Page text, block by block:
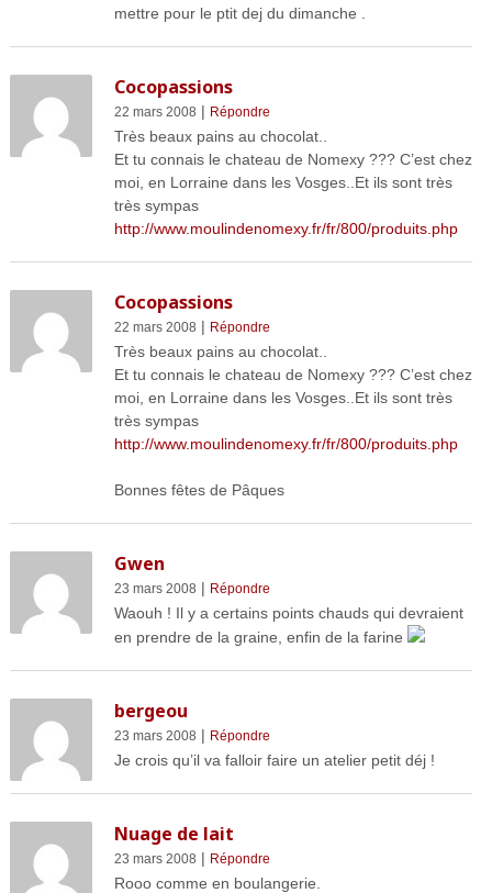
mettre pour le ptit dej du dimanche .
Cocopassions
22 mars 2008 | Répondre
Très beaux pains au chocolat..
Et tu connais le chateau de Nomexy ??? C’est chez
moi, en Lorraine dans les Vosges..Et ils sont très
très sympas
http://www.moulindenomexy.fr/fr/800/produits.php
Cocopassions
22 mars 2008 | Répondre
Très beaux pains au chocolat..
Et tu connais le chateau de Nomexy ??? C’est chez
moi, en Lorraine dans les Vosges..Et ils sont très
très sympas
http://www.moulindenomexy.fr/fr/800/produits.php
Bonnes fêtes de Pâques
Gwen
23 mars 2008 | Répondre
Waouh ! Il y a certains points chauds qui devraient
en prendre de la graine, enfin de la farine
bergeou
23 mars 2008 | Répondre
Je crois qu’il va falloir faire un atelier petit déj !
Nuage de lait
23 mars 2008 | Répondre
Rooo comme en boulangerie.